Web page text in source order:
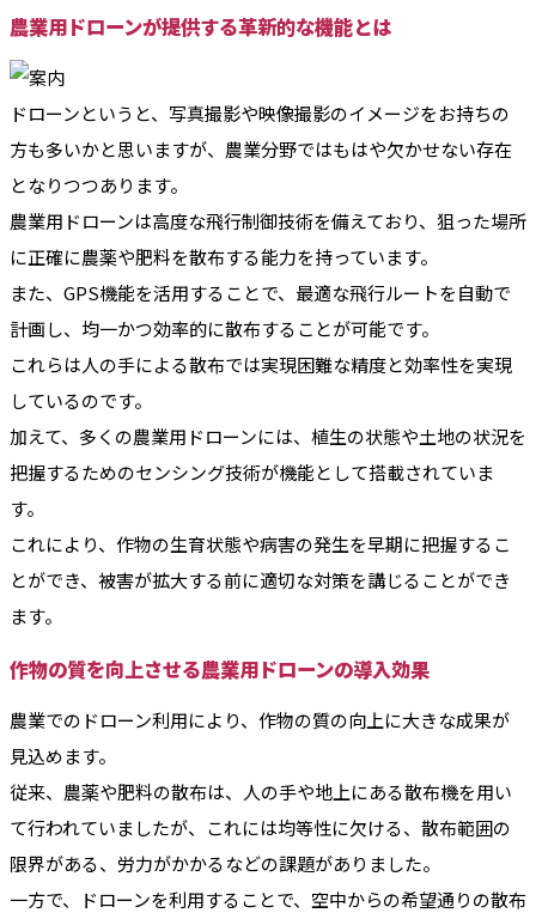
農業用ドローンが提供する革新的な機能とは
ドローンというと、写真撮影や映像撮影のイメージをお持ちの
方も多いかと思いますが、農業分野ではもはや欠かせない存在
となりつつあります。
農業用ドローンは高度な飛行制御技術を備えており、狙った場所
に正確に農薬や肥料を散布する能力を持っています。
また、GPS機能を活用することで、最適な飛行ルートを自動で
計画し、均一かつ効率的に散布することが可能です。
これらは人の手による散布では実現困難な精度と効率性を実現
しているのです。
加えて、多くの農業用ドローンには、植生の状態や土地の状況を
把握するためのセンシング技術が機能として搭載されていま
す。
これにより、作物の生育状態や病害の発生を早期に把握するこ
とができ、被害が拡大する前に適切な対策を講じることができ
ます。
作物の質を向上させる農業用ドローンの導入効果
農業でのドローン利用により、作物の質の向上に大きな成果が
見込めます。
従来、農薬や肥料の散布は、人の手や地上にある散布機を用い
て行われていましたが、これには均等性に欠ける、散布範囲の
限界がある、労力がかかるなどの課題がありました。
一方で、ドローンを利用することで、空中からの希望通りの散布